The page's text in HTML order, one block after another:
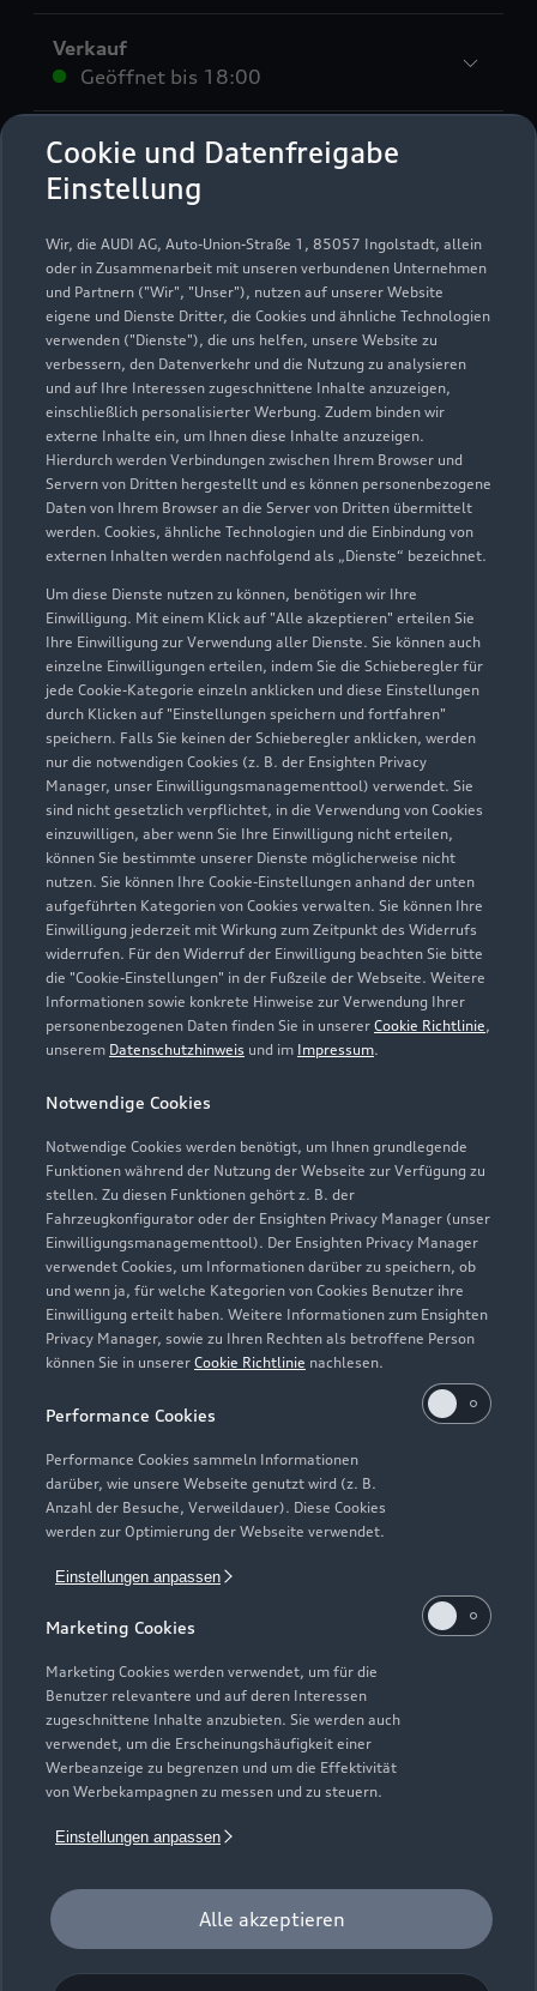
Cookie und Datenfreigabe
Einstellung
Wir, die AUDI AG, Auto-Union-Straße 1, 85057 Ingolstadt, allein
oder in Zusammenarbeit mit unseren verbundenen Unternehmen
und Partnern ("Wir", "Unser"), nutzen auf unserer Website
eigene und Dienste Dritter, die Cookies und ähnliche Technologien
verwenden ("Dienste"), die uns helfen, unsere Website zu
verbessern, den Datenverkehr und die Nutzung zu analysieren
und auf Ihre Interessen zugeschnittene Inhalte anzuzeigen,
einschließlich personalisierter Werbung. Zudem binden wir
externe Inhalte ein, um Ihnen diese Inhalte anzuzeigen.
Hierdurch werden Verbindungen zwischen Ihrem Browser und
Servern von Dritten hergestellt und es können personenbezogene
Daten von Ihrem Browser an die Server von Dritten übermittelt
werden. Cookies, ähnliche Technologien und die Einbindung von
externen Inhalten werden nachfolgend als „Dienste“ bezeichnet.
Um diese Dienste nutzen zu können, benötigen wir Ihre
Einwilligung. Mit einem Klick auf "Alle akzeptieren" erteilen Sie
Ihre Einwilligung zur Verwendung aller Dienste. Sie können auch
einzelne Einwilligungen erteilen, indem Sie die Schieberegler für
jede Cookie-Kategorie einzeln anklicken und diese Einstellungen
durch Klicken auf "Einstellungen speichern und fortfahren"
speichern. Falls Sie keinen der Schieberegler anklicken, werden
nur die notwendigen Cookies (z. B. der Ensighten Privacy
Manager, unser Einwilligungsmanagementtool) verwendet. Sie
sind nicht gesetzlich verpflichtet, in die Verwendung von Cookies
einzuwilligen, aber wenn Sie Ihre Einwilligung nicht erteilen,
können Sie bestimmte unserer Dienste möglicherweise nicht
nutzen. Sie können Ihre Cookie-Einstellungen anhand der unten
aufgeführten Kategorien von Cookies verwalten. Sie können Ihre
Einwilligung jederzeit mit Wirkung zum Zeitpunkt des Widerrufs
widerrufen. Für den Widerruf der Einwilligung beachten Sie bitte
die "Cookie-Einstellungen" in der Fußzeile der Webseite. Weitere
Informationen sowie konkrete Hinweise zur Verwendung Ihrer
personenbezogenen Daten finden Sie in unserer Cookie Richtlinie,
unserem Datenschutzhinweis und im Impressum.
Notwendige Cookies
Notwendige Cookies werden benötigt, um Ihnen grundlegende
Funktionen während der Nutzung der Webseite zur Verfügung zu
stellen. Zu diesen Funktionen gehört z. B. der
Fahrzeugkonfigurator oder der Ensighten Privacy Manager (unser
Einwilligungsmanagementtool). Der Ensighten Privacy Manager
verwendet Cookies, um Informationen darüber zu speichern, ob
und wenn ja, für welche Kategorien von Cookies Benutzer ihre
Einwilligung erteilt haben. Weitere Informationen zum Ensighten
Privacy Manager, sowie zu Ihren Rechten als betroffene Person
können Sie in unserer Cookie Richtlinie nachlesen.
Performance Cookies
Performance Cookies sammeln Informationen
darüber, wie unsere Webseite genutzt wird (z. B.
Anzahl der Besuche, Verweildauer). Diese Cookies
werden zur Optimierung der Webseite verwendet.
Einstellungen anpassen
Marketing Cookies
Marketing Cookies werden verwendet, um für die
Benutzer relevantere und auf deren Interessen
zugeschnittene Inhalte anzubieten. Sie werden auch
verwendet, um die Erscheinungshäufigkeit einer
Werbeanzeige zu begrenzen und um die Effektivität
von Werbekampagnen zu messen und zu steuern.
Einstellungen anpassen
Alle akzeptieren
Verkauf
Geöffnet bis 18:00
Service
Geöffnet bis
Teile- & Zubehörverkauf
Geöffnet bis17:00
Zu den Rädern
Zurück nach oben
Modelle
Alle Modelle
Modelle vergleichen
Elektromodelle
Plug-in-Hybride
Kaufen & leasen
Gebrauchtwagensuche
Gebrauchtwagen
Finanzierung
Aktionen & Angebote
Geschäftskunden
Service & Zubehör
Audi Services
Garantie
Audi digital services
myAudi
Kundenservice
Audi Online Beratung
Online-Terminvereinbarung
Servicekontakt
Bordbuch & Bedienungsanleitungen
Verträge kündigen
Über Audi
Unternehmen
Karriere
Investor Relations
Presse & Media Center
Datenschutz
© 2026 AUDI AG. Alle Rechte vorbehalten
Impressum Rechtliches
Hinweisgebersystem
Datenschutzinformation
Digital Services Act
EU Data Act
Der Umfang des Audi CarCheck wird gegebenenfalls
fahrzeugindividuell (bzgl. Motoröl und Ladeequipment)